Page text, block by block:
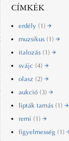
CÍMKÉK
erdély (1)
muzsikus (1)
italozás (1)
svájc (4)
olasz (2)
aukció (3)
lipták tamás (1)
remi (1)
figyelmesség (1)